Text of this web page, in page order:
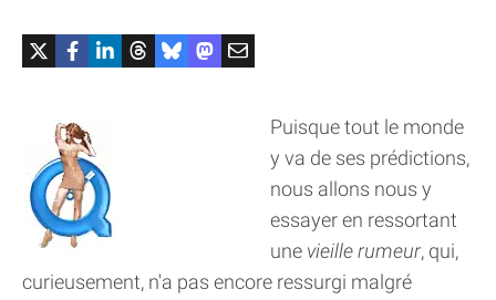
Puisque tout le monde
y va de ses prédictions,
nous allons nous y
essayer en ressortant
une vieille rumeur, qui,
curieusement, n'a pas encore ressurgi malgré